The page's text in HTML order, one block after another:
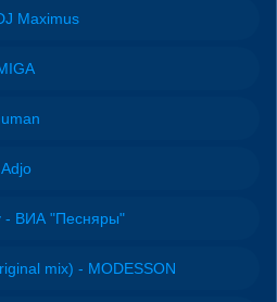
Maximus
- ВИА "Песняры"
mix) - MODESSON